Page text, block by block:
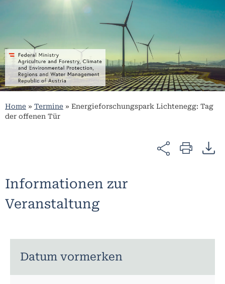
Home » Termine » Energieforschungspark Lichtenegg: Tag
der offenen Tür
Informationen zur
Veranstaltung
Datum vormerken